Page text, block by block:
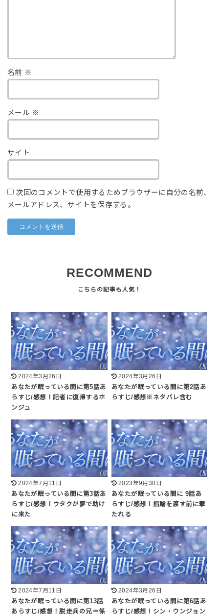
名前 ※
メール ※
サイト
次回のコメントで使用するためブラウザーに自分の名前、
メールアドレス、サイトを保存する。
RECOMMEND
2024年3月26日
あなたが眠っている間に第5話あ
らすじ/感想！記者に復帰するホ
ンジュ
2024年3月26日
あなたが眠っている間に第2話あ
らすじ/感想※ネタバレ含む
2024年7月11日
あなたが眠っている間に第3話あ
らすじ/感想！ウタクが夢で助け
に来た
2023年9月30日
あなたが眠っている間に 9話あ
らすじ/感想！指輪を渡す前に撃
たれる
2024年7月11日
あなたが眠っている間に第13話
あらすじ/感想！脱走兵の兄＝係
2024年3月26日
あなたが眠っている間に第6話あ
らすじ/感想！シン・ウンジョン